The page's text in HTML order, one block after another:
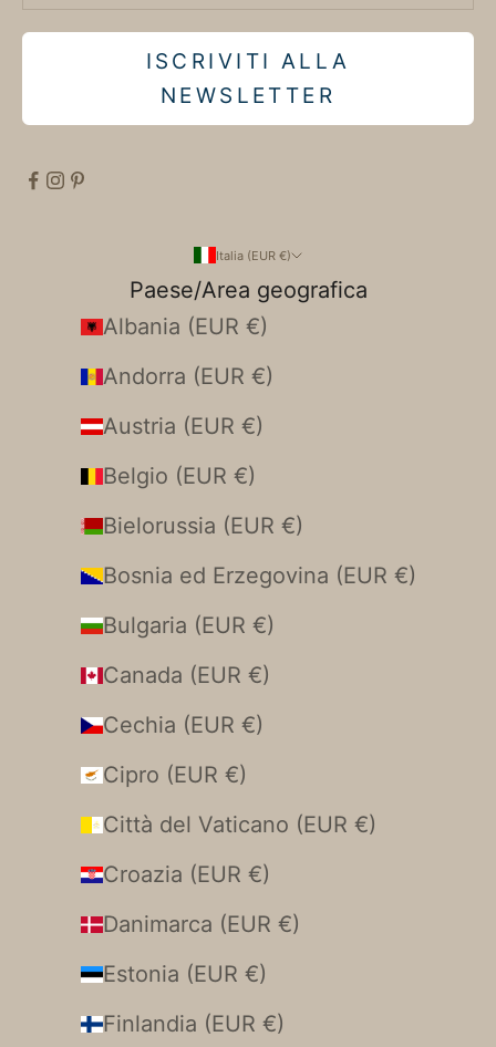
ISCRIVITI ALLA
NEWSLETTER
Italia (EUR €)
Paese/Area geografica
Albania (EUR €)
Andorra (EUR €)
Austria (EUR €)
Belgio (EUR €)
Bielorussia (EUR €)
Bosnia ed Erzegovina (EUR €)
Bulgaria (EUR €)
Canada (EUR €)
Cechia (EUR €)
Cipro (EUR €)
Città del Vaticano (EUR €)
Croazia (EUR €)
Danimarca (EUR €)
Estonia (EUR €)
Finlandia (EUR €)